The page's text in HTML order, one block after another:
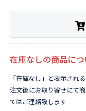
在庫なしの商品につ
「在庫なし」と表示され
注文後にお取り寄せにて
てはご連絡致します